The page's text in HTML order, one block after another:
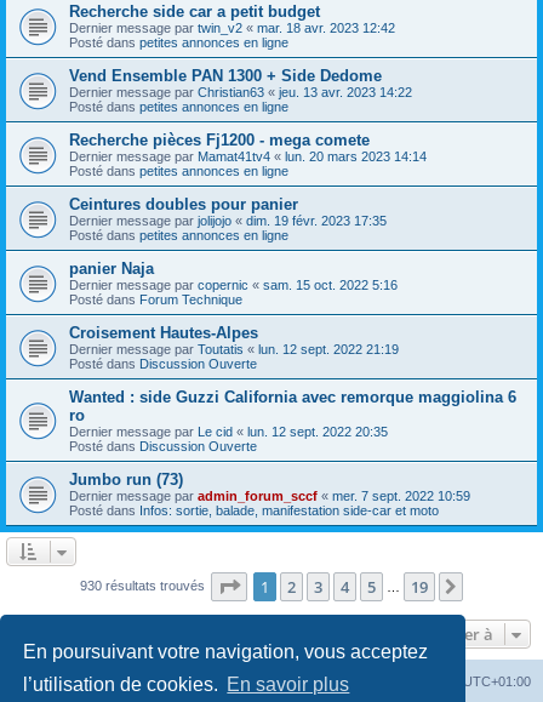
En poursuivant votre navigation, vous acceptez
l’utilisation de cookies. En savoir plus
Recherche side car a petit budget
Dernier message par twin_v2 « mar. 18 avr. 2023 12:42
Posté dans petites annonces en ligne
Vend Ensemble PAN 1300 + Side Dedome
Dernier message par Christian63 « jeu. 13 avr. 2023 14:22
Posté dans petites annonces en ligne
Recherche pièces Fj1200 - mega comete
Dernier message par Mamat41tv4 « lun. 20 mars 2023 14:14
Posté dans petites annonces en ligne
Ceintures doubles pour panier
Dernier message par jolijojo « dim. 19 févr. 2023 17:35
Posté dans petites annonces en ligne
panier Naja
Dernier message par copernic « sam. 15 oct. 2022 5:16
Posté dans Forum Technique
Croisement Hautes-Alpes
Dernier message par Toutatis « lun. 12 sept. 2022 21:19
Posté dans Discussion Ouverte
Wanted : side Guzzi California avec remorque maggiolina 6
ro
Dernier message par Le cid « lun. 12 sept. 2022 20:35
Posté dans Discussion Ouverte
Jumbo run (73)
Dernier message par admin_forum_sccf « mer. 7 sept. 2022 10:59
Posté dans Infos: sortie, balade, manifestation side-car et moto
930 résultats trouvés Page 1sur19
1 2 3 4 5 19
Aller à
Index du forum UTC+01:00